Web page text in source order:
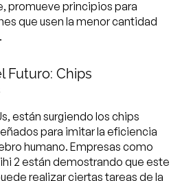
promueve principios para
que usen la menor cantidad
Futuro: Chips
están surgiendo los chips
para imitar la eficiencia
humano. Empresas como
2 están demostrando que este
realizar ciertas tareas de la